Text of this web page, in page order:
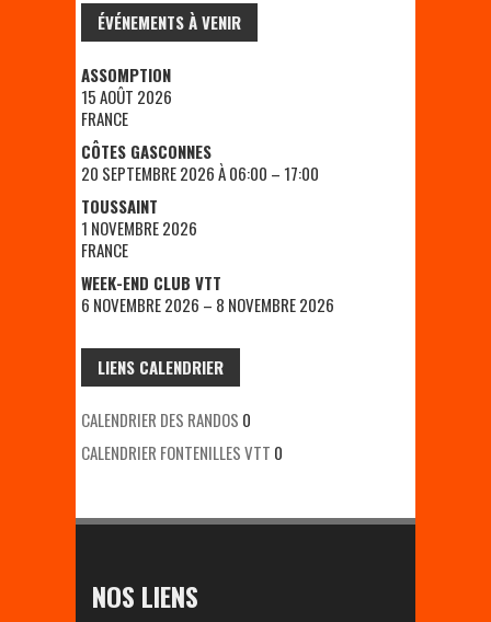
ÉVÉNEMENTS À VENIR
ASSOMPTION
15 AOÛT 2026
FRANCE
CÔTES GASCONNES
20 SEPTEMBRE 2026 À 06:00 – 17:00
TOUSSAINT
1 NOVEMBRE 2026
FRANCE
WEEK-END CLUB VTT
6 NOVEMBRE 2026 – 8 NOVEMBRE 2026
LIENS CALENDRIER
CALENDRIER DES RANDOS 0
CALENDRIER FONTENILLES VTT 0
NOS LIENS